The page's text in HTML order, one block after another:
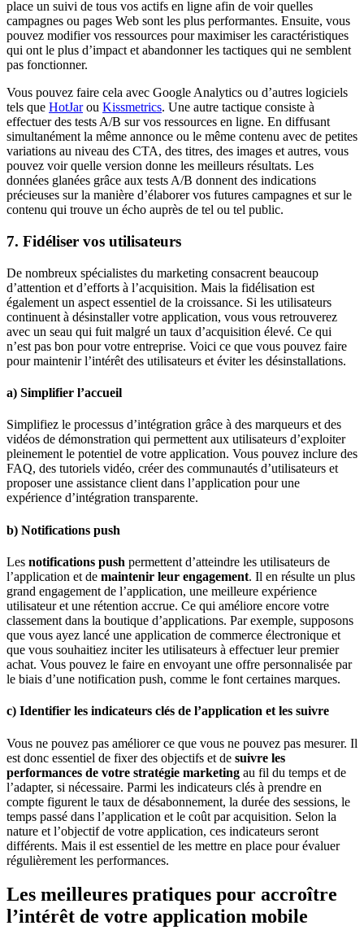
place un suivi de tous vos actifs en ligne afin de voir quelles
campagnes ou pages Web sont les plus performantes. Ensuite, vous
pouvez modifier vos ressources pour maximiser les caractéristiques
qui ont le plus d’impact et abandonner les tactiques qui ne semblent
pas fonctionner.
Vous pouvez faire cela avec Google Analytics ou d’autres logiciels
tels que HotJarou Kissmetrics. Une autre tactique consiste à
effectuer des tests A/B sur vos ressources en ligne. En diffusant
simultanément la même annonce ou le même contenu avec de petites
variations au niveau des CTA, des titres, des images et autres, vous
pouvez voir quelle version donne les meilleurs résultats. Les
données glanées grâce aux tests A/B donnent des indications
précieuses sur la manière d’élaborer vos futures campagnes et sur le
contenu qui trouve un écho auprès de tel ou tel public.
7. Fidéliser vos utilisateurs
De nombreux spécialistes du marketing consacrent beaucoup
d’attention et d’efforts à l’acquisition. Mais la fidélisation est
également un aspect essentiel de la croissance. Si les utilisateurs
continuent à désinstaller votre application, vous vous retrouverez
avec un seau qui fuit malgré un taux d’acquisition élevé. Ce qui
n’est pas bon pour votre entreprise. Voici ce que vous pouvez faire
pour maintenir l’intérêt des utilisateurs et éviter les désinstallations.
a) Simplifier l’accueil
Simplifiez le processus d’intégration grâce à des marqueurs et des
vidéos de démonstration qui permettent aux utilisateurs d’exploiter
pleinement le potentiel de votre application. Vous pouvez inclure des
FAQ, des tutoriels vidéo, créer des communautés d’utilisateurs et
proposer une assistance client dans l’application pour une
expérience d’intégration transparente.
b) Notifications push
Les notifications push permettent d’atteindre les utilisateurs de
l’application et de maintenir leur engagement. Il en résulte un plus
grand engagement de l’application, une meilleure expérience
utilisateur et une rétention accrue. Ce qui améliore encore votre
classement dans la boutique d’applications. Par exemple, supposons
que vous ayez lancé une application de commerce électronique et
que vous souhaitiez inciter les utilisateurs à effectuer leur premier
achat. Vous pouvez le faire en envoyant une offre personnalisée par
le biais d’une notification push, comme le font certaines marques.
c) Identifier les indicateurs clés de l’application et les suivre
Vous ne pouvez pas améliorer ce que vous ne pouvez pas mesurer. Il
est donc essentiel de fixer des objectifs et de suivre les
performances de votre stratégie marketing au fil du temps et de
l’adapter, si nécessaire. Parmi les indicateurs clés à prendre en
compte figurent le taux de désabonnement, la durée des sessions, le
temps passé dans l’application et le coût par acquisition. Selon la
nature et l’objectif de votre application, ces indicateurs seront
différents. Mais il est essentiel de les mettre en place pour évaluer
régulièrement les performances.
Les meilleures pratiques pour accroître
l’intérêt de votre application mobile